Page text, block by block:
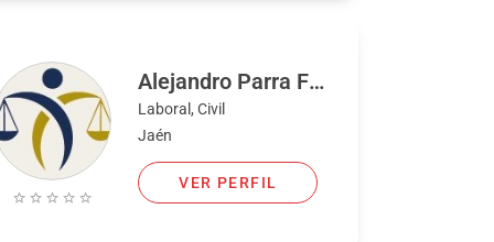
Alejandro Parra Frando
Laboral, Civil
Jaén
VER PERFIL